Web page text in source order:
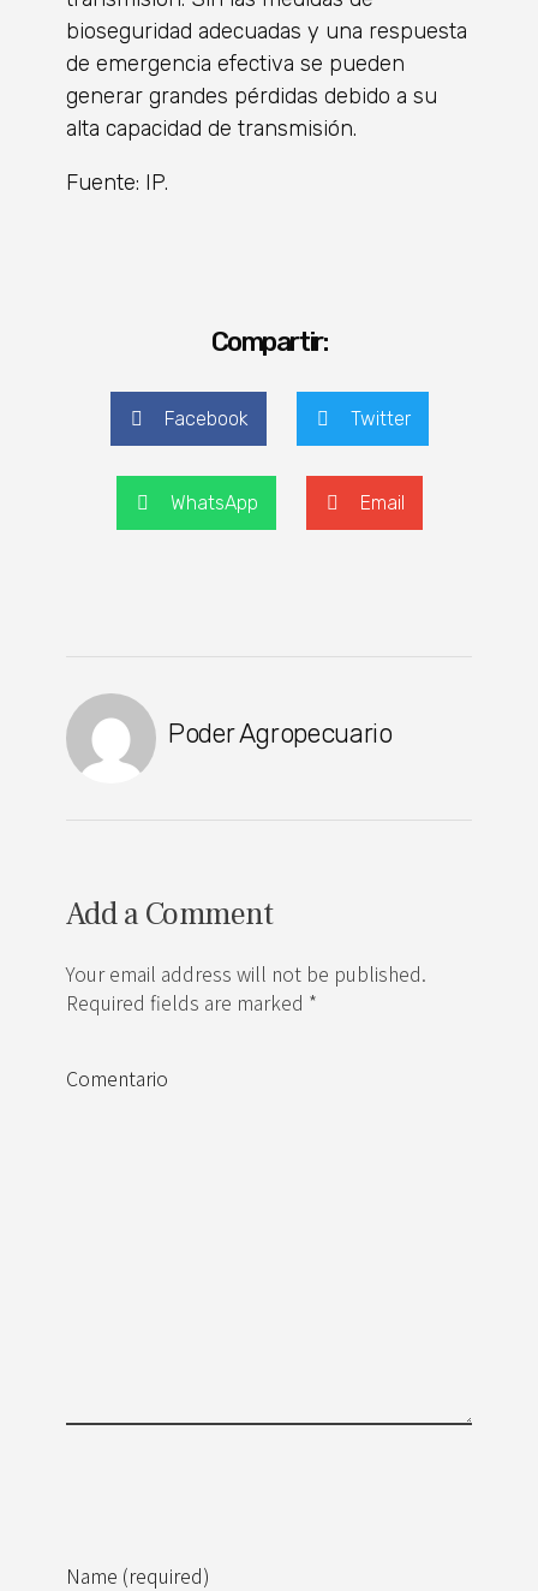
bioseguridad adecuadas y una respuesta
de emergencia efectiva se pueden
generar grandes pérdidas debido a su
alta capacidad de transmisión.
Fuente: IP.
Compartir:
Facebook Twitter
WhatsApp Email
Poder Agropecuario
Add a Comment
Your email address will not be published.
Required fields are marked *
Name (required)
Comentario